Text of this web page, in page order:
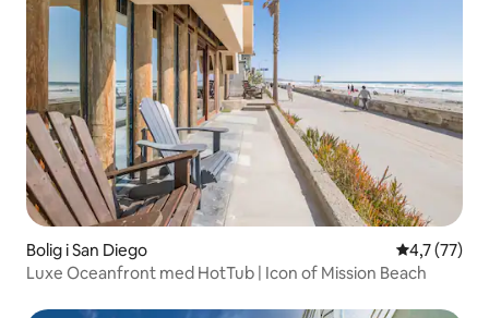
Bolig i San Diego 4,7 ud af 5
4,7 (77)
Luxe Oceanfront med HotTub | Icon of Mission Beach